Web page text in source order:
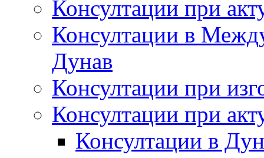
Консултации при
Консултации в
Дунав
Консултации при
Консултации при
Консултации в